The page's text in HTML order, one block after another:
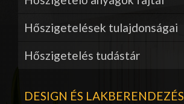
Hőszigetelések tulajdonságai
Hőszigetelés tudástár
DESIGN ÉS LAKBERENDEZÉS